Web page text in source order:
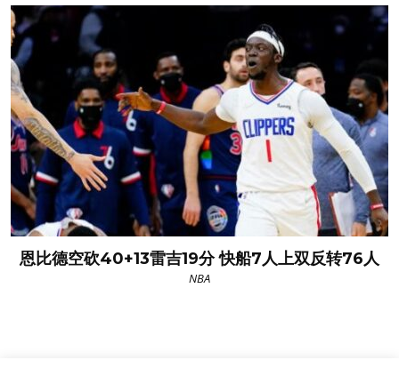
恩比德空砍40+13雷吉19分 快船7人上双反转76人
NBA